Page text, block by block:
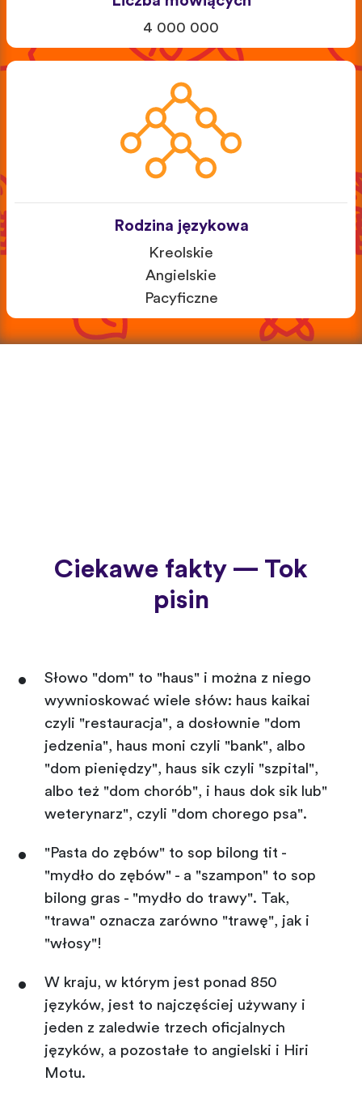
4 000 000
Rodzina językowa
Kreolskie
Angielskie
Pacyficzne
Ciekawe fakty — Tok
pisin
Słowo "dom" to "haus" i można z niego
wywnioskować wiele słów: haus kaikai
czyli "restauracja", a dosłownie "dom
jedzenia", haus moni czyli "bank", albo
"dom pieniędzy", haus sik czyli "szpital",
albo też "dom chorób", i haus dok sik lub"
weterynarz", czyli "dom chorego psa".
"Pasta do zębów" to sop bilong tit -
"mydło do zębów" - a "szampon" to sop
bilong gras - "mydło do trawy". Tak,
"trawa" oznacza zarówno "trawę", jak i
"włosy"!
W kraju, w którym jest ponad 850
języków, jest to najczęściej używany i
jeden z zaledwie trzech oficjalnych
języków, a pozostałe to angielski i Hiri
Motu.